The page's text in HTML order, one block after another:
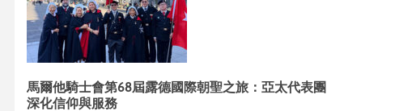
馬爾他騎士會第68屆露德國際朝聖之旅：亞太代表團
深化信仰與服務